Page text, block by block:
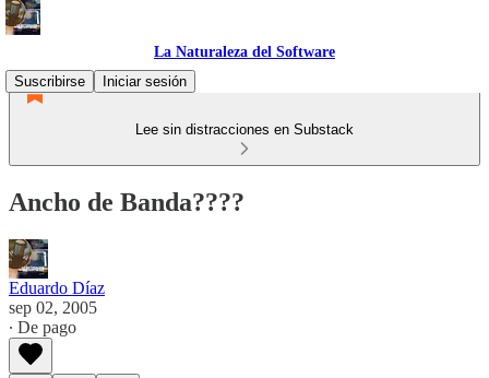
La Naturaleza del Software
Suscribirse
Iniciar sesión
Lee sin distracciones en Substack
Ancho de Banda????
Eduardo Díaz
sep 02, 2005
∙ De pago